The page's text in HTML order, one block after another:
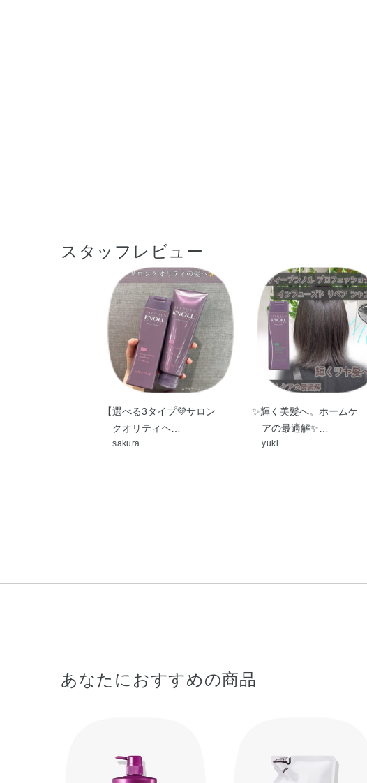
スタッフレビュー
【選べる3タイプ💜サロン
クオリティヘ…
sakura
✨️輝く美髪へ。ホームケ
アの最適解✨️…
yuki
あなたにおすすめの商品